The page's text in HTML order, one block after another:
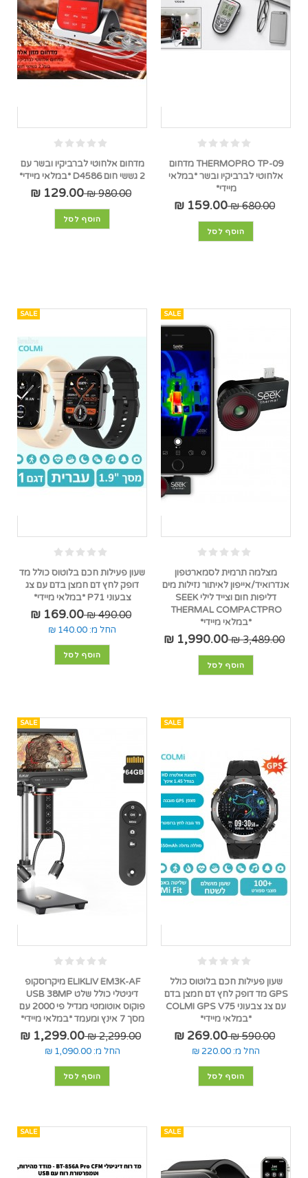
THERMOPRO TP-09 מדחום
אלחוטי לברביקיו ובשר *במלאי
מיידי*
680.00 ₪
159.00 ₪
הוסף לסל
מדחום אלחוטי לברביקיו ובשר עם
2 גששי חום D4586 *במלאי מיידי*
980.00 ₪
129.00 ₪
הוסף לסל
SALE
מצלמה תרמית לסמארטפון
אנדרואיד/אייפון לאיתור נזילות מים
דליפות חום וצייד לילי SEEK
THERMAL COMPACTPRO
*במלאי מיידי*
3,489.00 ₪
1,990.00 ₪
הוסף לסל
SALE
שעון פעילות חכם בלוטוס כולל מד
דופק לחץ דם חמצן בדם עם צג
צבעוני P71 *במלאי מיידי*
490.00 ₪
169.00 ₪
החל מ: 140.00 ₪
הוסף לסל
SALE
שעון פעילות חכם בלוטוס כולל
GPS מד דופק לחץ דם חמצן בדם
עם צג צבעוני COLMI GPS V75
*במלאי מיידי*
590.00 ₪
269.00 ₪
החל מ: 220.00 ₪
הוסף לסל
SALE
ELIKLIV EM3K-AF מיקרוסקופ
דיגיטלי כולל שלט USB 38MP
פוקוס אוטומטי מגדיל פי 2000 עם
מסך 7 אינץ ומעמד *במלאי מיידי*
2,299.00 ₪
1,299.00 ₪
החל מ: 1,090.00 ₪
הוסף לסל
SALE
SALE